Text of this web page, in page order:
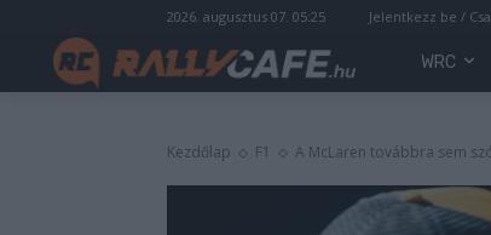
2026. augusztus 07. 05:25 Jelentkezz be /
WRC
Kezdőlap F1 A McLaren továbbra sem